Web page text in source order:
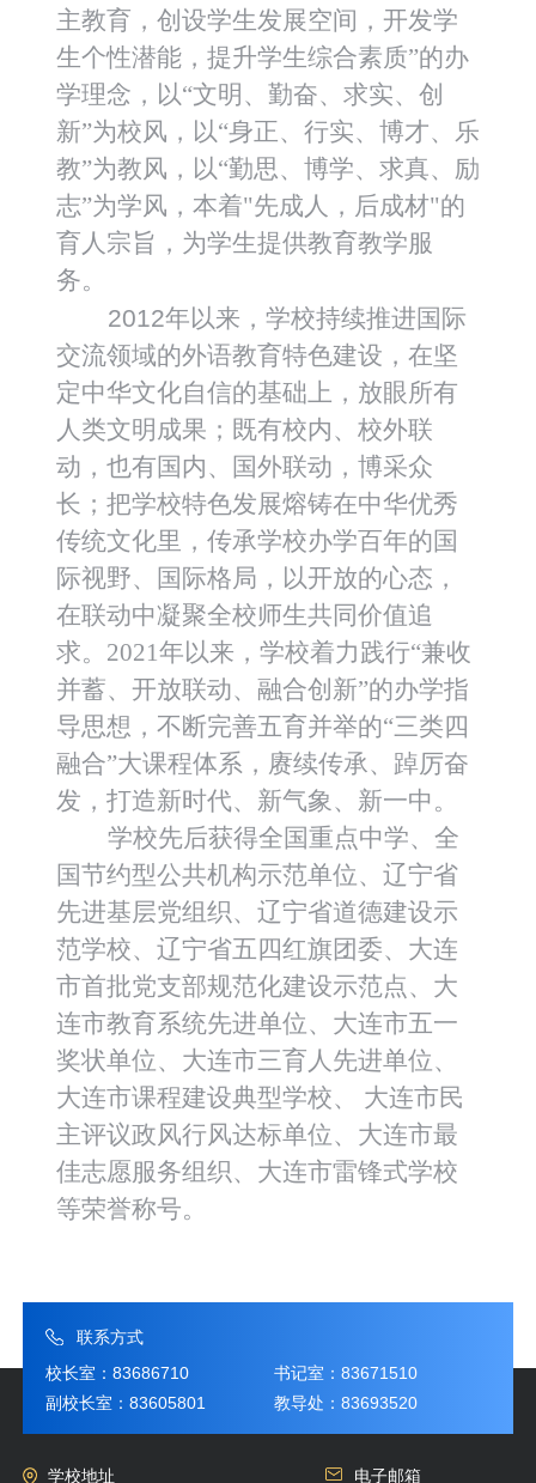
主教育，创设学生发展空间，开发学
生个性潜能，提升学生综合素质”的办
学理念，以“文明、勤奋、求实、创
新”为校风，以“身正、行实、博才、乐
教”为教风，以“勤思、博学、求真、励
志”为学风，本着"先成人，后成材"的
育人宗旨，为学生提供教育教学服
务。
2012年以来，学校持续推进国际
交流领域的外语教育特色建设，在坚
定中华文化自信的基础上，放眼所有
人类文明成果；既有校内、校外联
动，也有国内、国外联动，博采众
长；把学校特色发展熔铸在中华优秀
传统文化里，传承学校办学百年的国
际视野、国际格局，以开放的心态，
在联动中凝聚全校师生共同价值追
求。2021年以来，学校着力践行“兼收
并蓄、开放联动、融合创新”的办学指
导思想，不断完善五育并举的“三类四
融合”大课程体系，赓续传承、踔厉奋
发， 打造新时代、新气象、新一中。
学校先后获得全国重点中学、全
国节约型公共机构示范单位、辽宁省
先进基层党组织、辽宁省道德建设示
范学校、辽宁省五四红旗团委、大连
市首批党支部规范化建设示范点、大
连市教育系统先进单位、大连市五一
奖状单位、大连市三育人先进单位、
大连市课程建设典型学校、 大连市民
主评议政风行风达标单位、大连市最
佳志愿服务组织、大连市雷锋式学校
等荣誉称号。
联系方式
校长室：83686710
书记室：83671510
副校长室：83605801
教导处：83693520
学校地址 电子邮箱